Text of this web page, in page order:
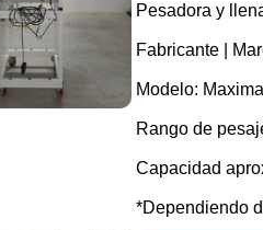
Pesadora y
Fabricante |
Modelo:
Rango de
Capacidad
*Dependiendo